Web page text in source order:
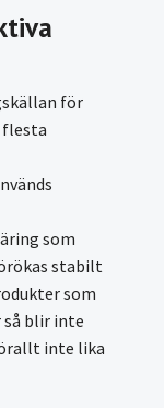
för
flesta
som
stabilt
som
så blir inte
inte lika